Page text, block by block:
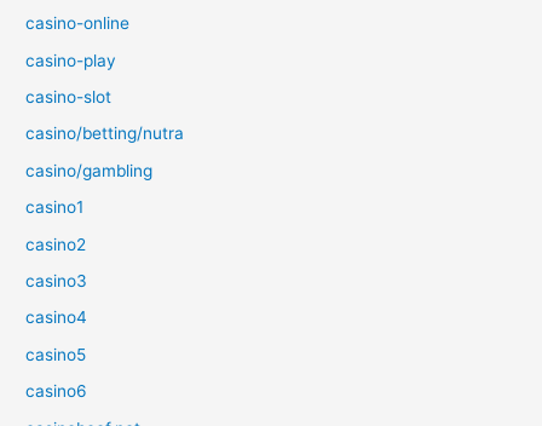
casino-online
casino-play
casino-slot
casino/betting/nutra
casino/gambling
casino1
casino2
casino3
casino4
casino5
casino6